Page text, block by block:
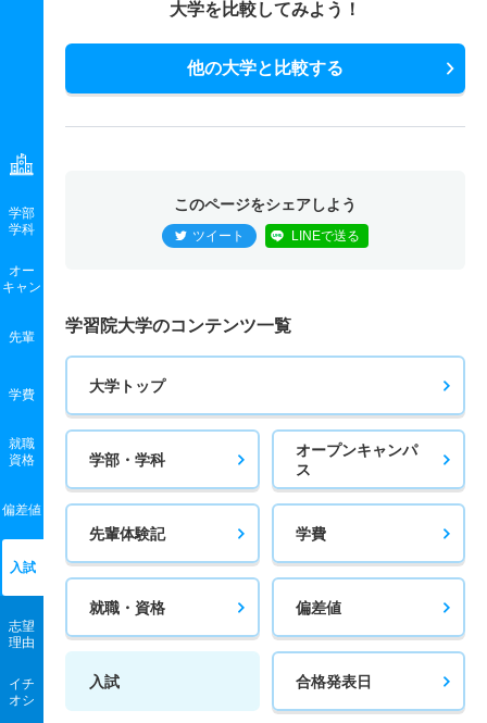
学部
学科
オー
キャン
先輩
学費
就職
資格
偏差値
入試
志望
理由
イチ
オシ
大学を比較してみよう！
他の大学と比較する
このページをシェアしよう
ツイート LINEで送る
学習院大学のコンテンツ一覧
大学トップ
学部・学科
オープンキャンパ
ス
先輩体験記 学費
就職・資格 偏差値
入試 合格発表日